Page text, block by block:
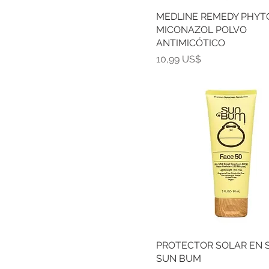
MEDLINE REMEDY
MICONAZOL POLVO
ANTIMICÓTICO
Precio
10,99 US$
PROTECTOR SOLAR EN
SUN BUM